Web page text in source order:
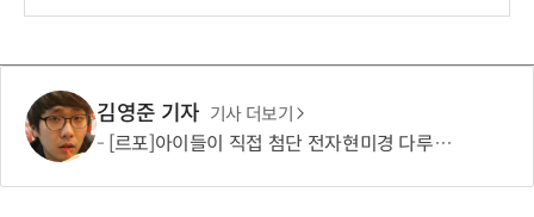
보
김영준 기자 기사 더보기
[르포]아이들이 직접 첨단 전자현미경 다루며 과학원리 체득...과학체험 제공 '주니어닥터' 현장